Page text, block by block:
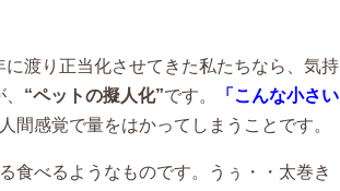
渡り正当化させてきた私たちなら、気持
“ペットの擬人化”です。
「こんな小さい
間感覚で量をはかってしまうことです。
食べるようなものです。うぅ・・太巻き